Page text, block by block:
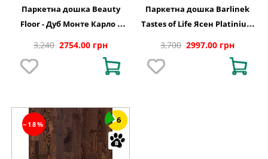
Паркетна дошка Beauty
Floor - Дуб Монте Карло 1
3,240 2754.00 грн
Паркетна дошка Barlinek
Tastes of Life Ясен Platinium
3,700 2997.00 грн
−18% 6